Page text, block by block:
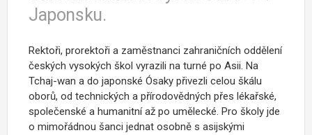
Japonsku.
Rektoři, prorektoři a zaměstnanci zahraničních oddělení
českých vysokých škol vyrazili na turné po Asii. Na
Tchaj-wan a do japonské Ósaky přivezli celou škálu
oborů, od technických a přírodovědných přes lékařské,
společenské a humanitní až po umělecké. Pro školy jde
o mimořádnou šanci jednat osobně s asijskými